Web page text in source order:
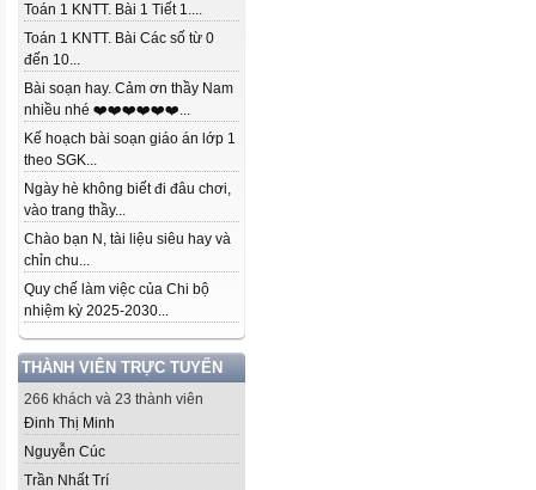
Toán 1 KNTT. Bài 1 Tiết 1....
Toán 1 KNTT. Bài Các số từ 0
đến 10...
Bài soạn hay. Cảm ơn thầy Nam
nhiều nhé ❤️❤️❤️❤️❤️❤️...
Kế hoạch bài soạn giáo án lớp 1
theo SGK...
Ngày hè không biết đi đâu chơi,
vào trang thầy...
Chào bạn N, tài liệu siêu hay và
chỉn chu...
Quy chế làm việc của Chi bộ
nhiệm kỳ 2025-2030...
THÀNH VIÊN TRỰC TUYẾN
266 khách và 23 thành viên
Đinh Thị Minh
Nguyễn Cúc
Trần Nhất Trí